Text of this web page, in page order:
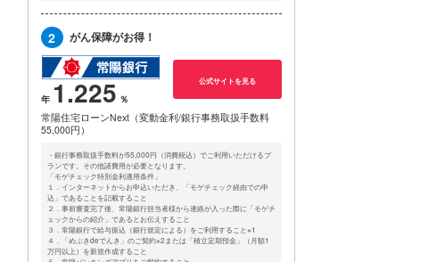
2 がん保障がお得！
1.225 公式サイトを見る
常陽住宅ローンNext（変動金利/銀行事務取扱手数料
55,000円）
・銀行事務取扱手数料が55,000円（消費税込）でご利用いただけるプ
ランです。その他諸費用が必要となります。
「モゲチェック特別金利適用条件」
１．インターネットからお申込いただき、「モゲチェック経由での申
込」であることを記載すること
２．事前審査完了後、常陽銀行担当者様から連絡が入った際に「モゲチ
ェックからの紹介」であるとお伝えすること
３．常陽銀行で給与振込（銀行規定による）をご利用すること※1
４．「めぶきdeでんき」のご契約※2または「積立定期預金」（月額1
万円以上）を新規作成すること